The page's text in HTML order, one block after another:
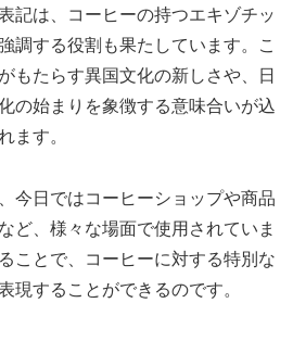
記は、コーヒーの持つエキゾチッ
調する役割も果たしています。こ
もたらす異国文化の新しさや、日
の始まりを象徴する意味合いが込
ます。
今日ではコーヒーショップや商品
ど、様々な場面で使用されていま
ことで、コーヒーに対する特別な
現することができるのです。